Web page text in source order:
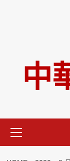
中
Menu